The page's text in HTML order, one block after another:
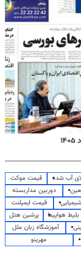
آب شده
قیمت موکت
دوربین مداربسته
قیمت ایمپلنت
بلیط هواپیما
پرشین هتل
آموزشگاه زبان ملل
مهرینو